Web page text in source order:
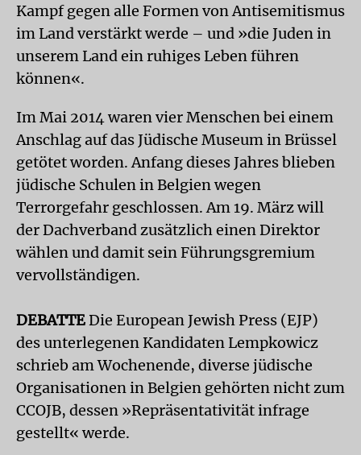
Kampf gegen alle Formen von Antisemitismus
im Land verstärkt werde – und »die Juden in
unserem Land ein ruhiges Leben führen
können«.
Im Mai 2014 waren vier Menschen bei einem
Anschlag auf das Jüdische Museum in Brüssel
getötet worden. Anfang dieses Jahres blieben
jüdische Schulen in Belgien wegen
Terrorgefahr geschlossen. Am 19. März will
der Dachverband zusätzlich einen Direktor
wählen und damit sein Führungsgremium
vervollständigen.
DEBATTEDie European Jewish Press (EJP)
des unterlegenen Kandidaten Lempkowicz
schrieb am Wochenende, diverse jüdische
Organisationen in Belgien gehörten nicht zum
CCOJB, dessen »Repräsentativität infrage
gestellt« werde.